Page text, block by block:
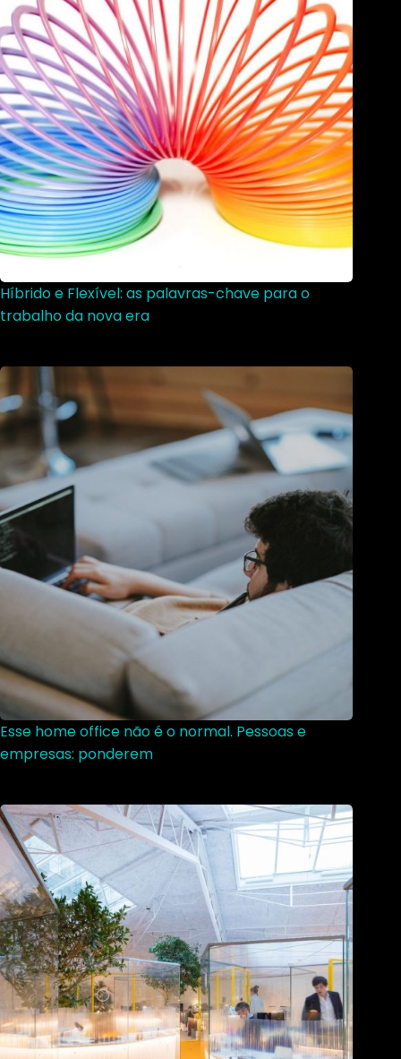
Híbrido e Flexível: as palavras-chave para o
trabalho da nova era
Esse home office não é o normal. Pessoas e
empresas: ponderem